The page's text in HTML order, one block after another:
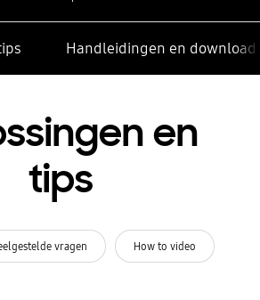
Handleidingen en
en
tips
vragen How to video